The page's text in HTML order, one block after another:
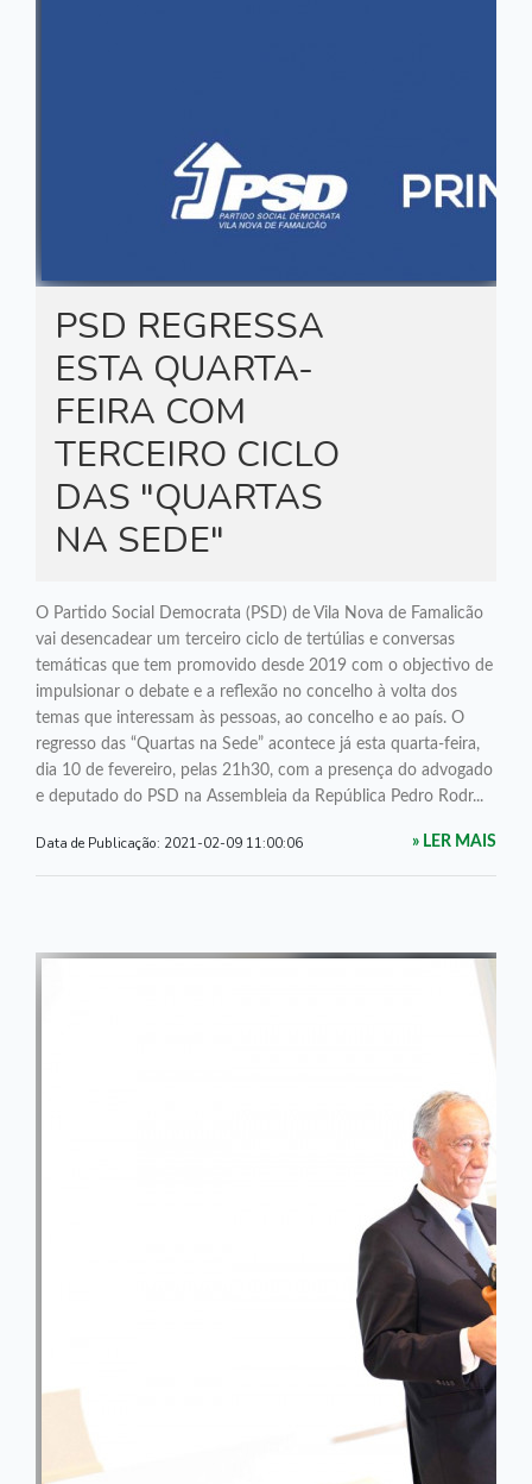
PSD REGRESSA
ESTA QUARTA-
FEIRA COM
TERCEIRO CICLO
DAS "QUARTAS
NA SEDE"
O Partido Social Democrata (PSD) de Vila Nova de Famalicão
vai desencadear um terceiro ciclo de tertúlias e conversas
temáticas que tem promovido desde 2019 com o objectivo de
impulsionar o debate e a reflexão no concelho à volta dos
temas que interessam às pessoas, ao concelho e ao país. O
regresso das “Quartas na Sede” acontece já esta quarta-feira,
dia 10 de fevereiro, pelas 21h30, com a presença do advogado
e deputado do PSD na Assembleia da República Pedro Rodr...
» LER MAIS
Data de Publicação: 2021-02-09 11:00:06